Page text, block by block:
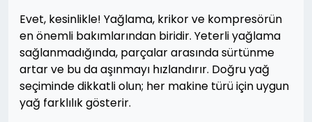
Evet, kesinlikle! Yağlama, krikor ve kompresörün
en önemli bakımlarından biridir. Yeterli yağlama
sağlanmadığında, parçalar arasında sürtünme
artar ve bu da aşınmayı hızlandırır. Doğru yağ
seçiminde dikkatli olun; her makine türü için uygun
yağ farklılık gösterir.